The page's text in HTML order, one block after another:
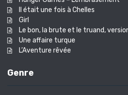
Il était une fois à Chelles
Girl
Le bon, la brute et le truand,
Une affaire turque
L’Aventure rêvée
Genre